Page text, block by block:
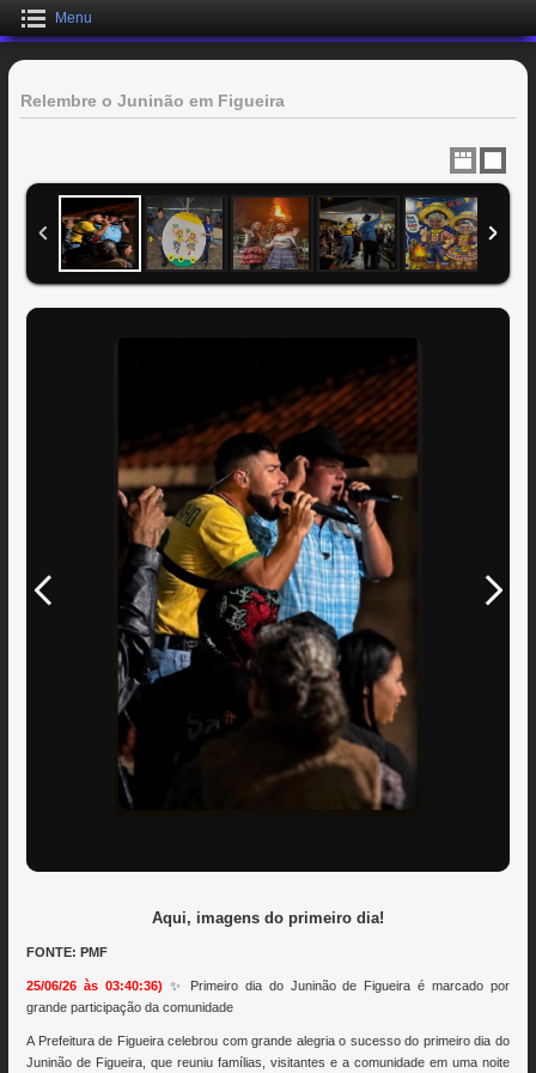
Menu
Relembre o Juninão em Figueira
Aqui, imagens do primeiro dia!
FONTE: PMF
25/06/26 às 03:40:36) ✨ Primeiro dia do Juninão de Figueira é marcado por
grande participação da comunidade
A Prefeitura de Figueira celebrou com grande alegria o sucesso do primeiro dia do
Juninão de Figueira, que reuniu famílias, visitantes e a comunidade em uma noite